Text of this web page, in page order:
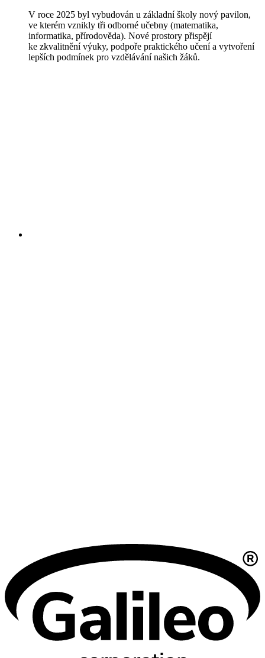
V roce 2025 byl vybudován u základní školy nový pavilon,
ve kterém vznikly tři odborné učebny (matematika,
informatika, přírodověda). Nové prostory přispějí
ke zkvalitnění výuky, podpoře praktického učení a vytvoření
lepších podmínek pro vzdělávání našich žáků.